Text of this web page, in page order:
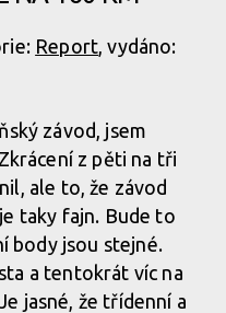
Report, vydáno:
závod, jsem
z pěti na tři
ale to, že závod
taky fajn. Bude to
body jsou stejné.
a tentokrát víc na
jasné, že třídenní a